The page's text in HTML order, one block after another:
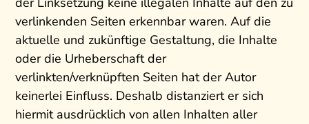
verlinkenden Seiten erkennbar waren. Auf die
aktuelle und zukünftige Gestaltung, die Inhalte
oder die Urheberschaft der
verlinkten/verknüpften Seiten hat der Autor
keinerlei Einfluss. Deshalb distanziert er sich
hiermit ausdrücklich von allen Inhalten aller